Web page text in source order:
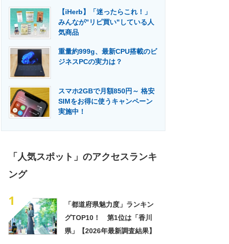
【iHerb】「迷ったらこれ！」
みんなが"リピ買い"している人
気商品
重量約999g、最新CPU搭載のビ
ジネスPCの実力は？
スマホ2GBで月額850円～ 格安
SIMをお得に使うキャンペーン
実施中！
「人気スポット」のアクセスランキ
ング
1
「都道府県魅力度」ランキン
グTOP10！ 第1位は「香川
県」【2026年最新調査結果】